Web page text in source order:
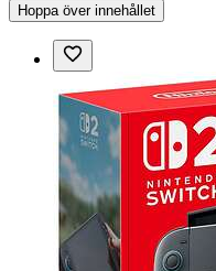
Hoppa över innehållet